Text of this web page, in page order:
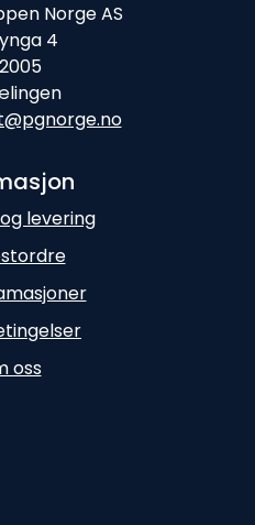
Norge AS
4
2005
levering
oss